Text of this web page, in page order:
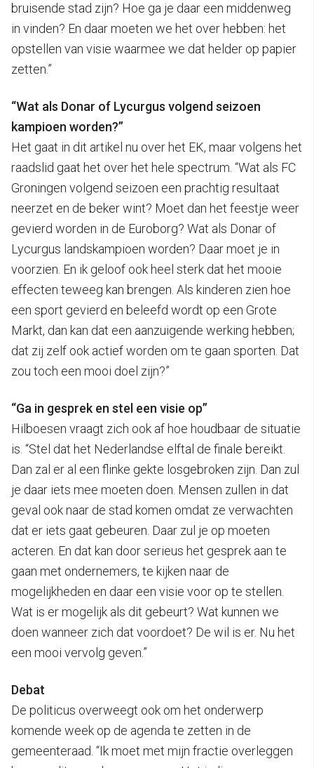
bruisende stad zijn? Hoe ga je daar een middenweg
in vinden? En daar moeten we het over hebben: het
opstellen van visie waarmee we dat helder op papier
zetten.”
“Wat als Donar of Lycurgus volgend seizoen
kampioen worden?”
Het gaat in dit artikel nu over het EK, maar volgens het
raadslid gaat het over het hele spectrum. “Wat als FC
Groningen volgend seizoen een prachtig resultaat
neerzet en de beker wint? Moet dan het feestje weer
gevierd worden in de Euroborg? Wat als Donar of
Lycurgus landskampioen worden? Daar moet je in
voorzien. En ik geloof ook heel sterk dat het mooie
effecten teweeg kan brengen. Als kinderen zien hoe
een sport gevierd en beleefd wordt op een Grote
Markt, dan kan dat een aanzuigende werking hebben;
dat zij zelf ook actief worden om te gaan sporten. Dat
zou toch een mooi doel zijn?”
“Ga in gesprek en stel een visie op”
Hilboesen vraagt zich ook af hoe houdbaar de situatie
is. “Stel dat het Nederlandse elftal de finale bereikt.
Dan zal er al een flinke gekte losgebroken zijn. Dan zul
je daar iets mee moeten doen. Mensen zullen in dat
geval ook naar de stad komen omdat ze verwachten
dat er iets gaat gebeuren. Daar zul je op moeten
acteren. En dat kan door serieus het gesprek aan te
gaan met ondernemers, te kijken naar de
mogelijkheden en daar een visie voor op te stellen.
Wat is er mogelijk als dit gebeurt? Wat kunnen we
doen wanneer zich dat voordoet? De wil is er. Nu het
een mooi vervolg geven.”
Debat
De politicus overweegt ook om het onderwerp
komende week op de agenda te zetten in de
gemeenteraad. “Ik moet met mijn fractie overleggen